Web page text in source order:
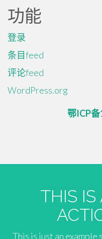
功能
登录
条目feed
评论feed
WordPress.org
鄂ICP
THIS
This is just an